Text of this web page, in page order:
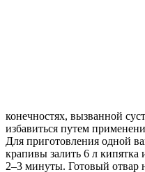
конечностях, вызванной
избавиться путем
Для приготовления одной
крапивы залить 6 л
2–3 минуты. Готовый отвар